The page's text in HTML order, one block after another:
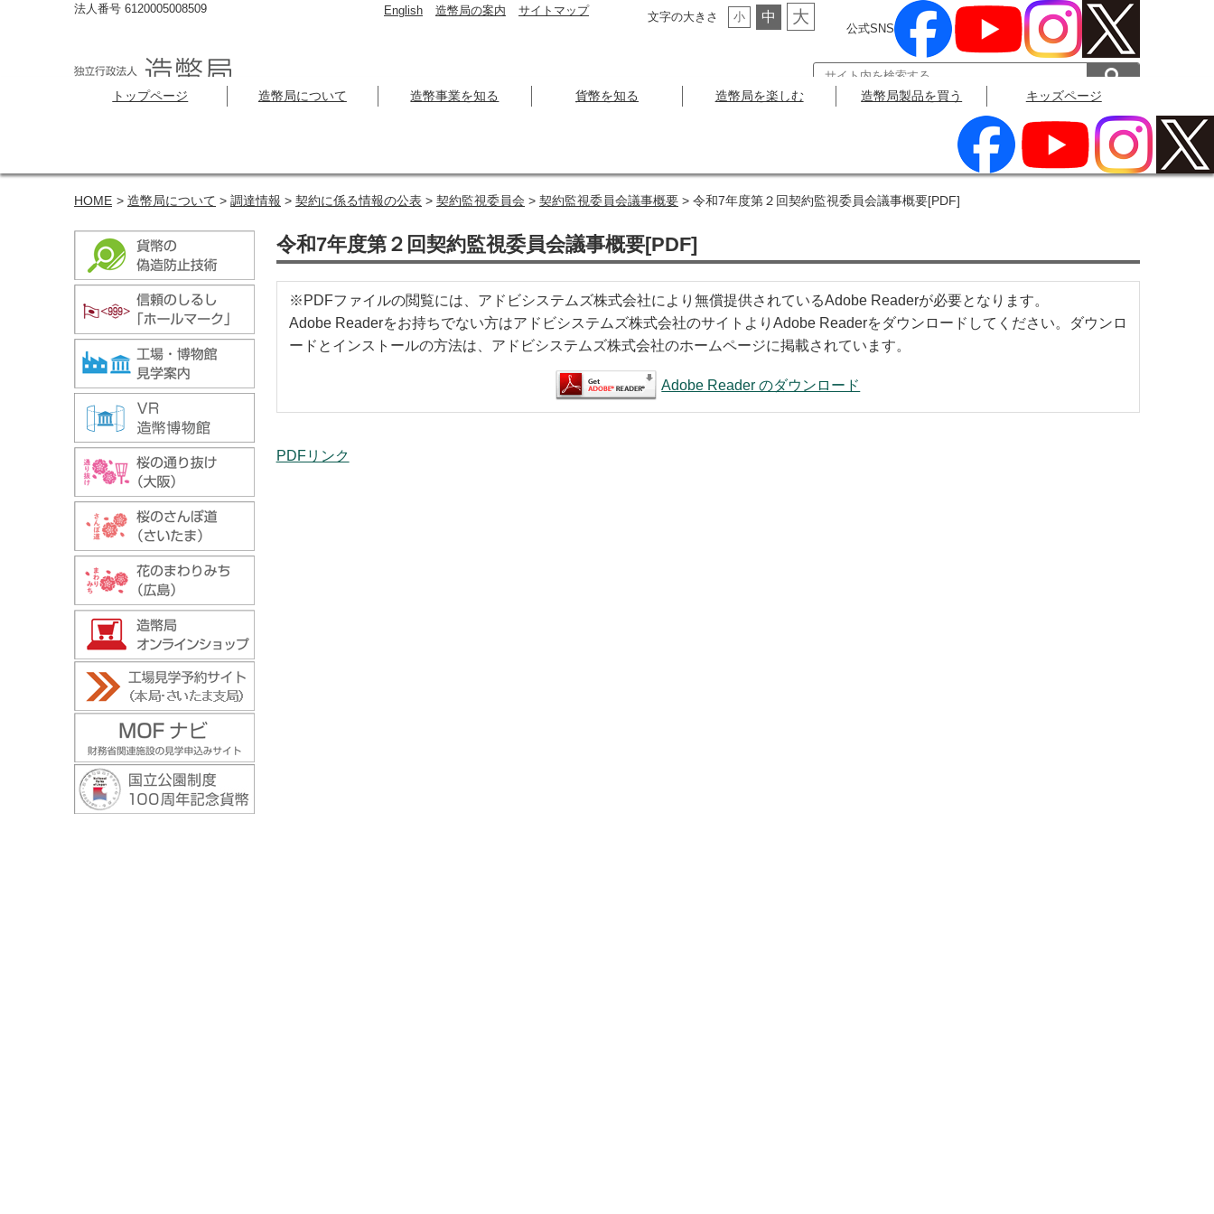
法人番号 6120005008509 English 造幣局の案内 サイトマップ 文字の大きさ 小 中 大
公式SNS
トップページ 造幣局について 造幣事業を知る 貨幣を知る 造幣局を楽しむ 造幣局製品を買う キッズページ
HOME > 造幣局について > 調達情報 > 契約に係る情報の公表 > 契約監視委員会 > 契約監視委員会議事概要 > 令和7年度第２回契約監視委員会議事概要[PDF]
令和7年度第２回契約監視委員会議事概要[PDF]
※PDFファイルの閲覧には、アドビシステムズ株式会社により無償提供されているAdobe Readerが必要となります。
Adobe Readerをお持ちでない方はアドビシステムズ株式会社のサイトよりAdobe Readerをダウンロードしてください。ダウンロ
ードとインストールの方法は、アドビシステムズ株式会社のホームページに掲載されています。
Adobe Reader のダウンロード
PDFリンク